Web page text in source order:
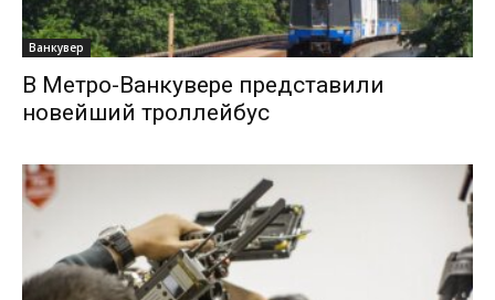
Ванкувер
В Метро-Ванкувере представили
новейший троллейбус